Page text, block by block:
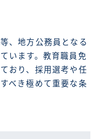
、地方公務員となる
います。教育職員免
おり、採用選考や任
べき極めて重要な条